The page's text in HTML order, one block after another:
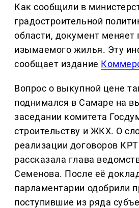
Как сообщили в
градостроительной
области, документ меняет
изымаемого жилья. Эту
сообщает издание
Вопрос о выкупной цене
поднимался в Самаре на
заседании комитета
строительству и ЖКХ. О
реализации договоров
рассказала глава
Семенова. После её
парламентарии одобрили
поступившие из ряда